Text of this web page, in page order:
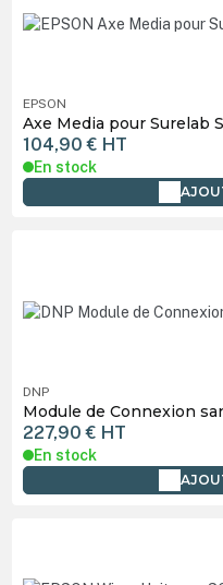
EPSON
Axe Media pour Surelab
104,90 € HT
En stock
DNP
Module de Connexion
227,90 € HT
En stock